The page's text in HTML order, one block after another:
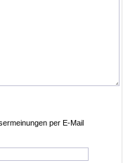
per E-Mail